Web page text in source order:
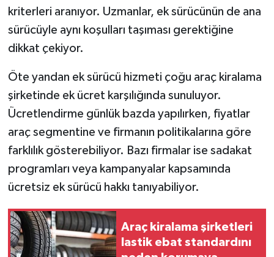
kriterleri aranıyor. Uzmanlar, ek sürücünün de ana
sürücüyle aynı koşulları taşıması gerektiğine
dikkat çekiyor.
Öte yandan ek sürücü hizmeti çoğu araç kiralama
şirketinde ek ücret karşılığında sunuluyor.
Ücretlendirme günlük bazda yapılırken, fiyatlar
araç segmentine ve firmanın politikalarına göre
farklılık gösterebiliyor. Bazı firmalar ise sadakat
programları veya kampanyalar kapsamında
ücretsiz ek sürücü hakkı tanıyabiliyor.
Araç kiralama şirketleri
lastik ebat standardını